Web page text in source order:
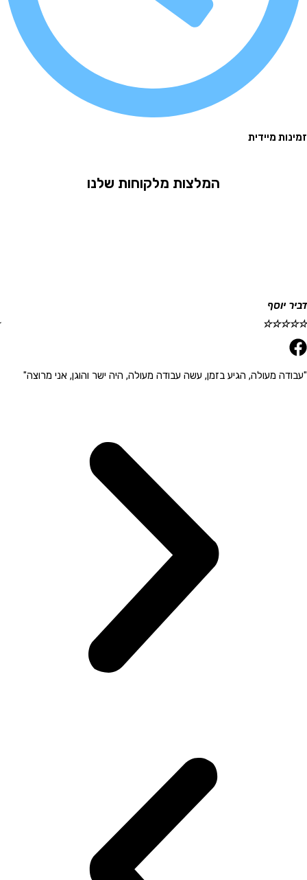
מיידית
המלצות מלקוחות שלנו
☆
☆
מעולה, הגיע בזמן, עשה עבודה מעולה, היה ישר והוגן, אני מרוצה"